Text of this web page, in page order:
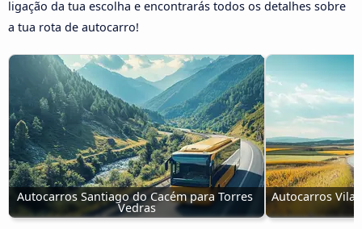
ligação da tua escolha e encontrarás todos os detalhes sobre
a tua rota de autocarro!
Autocarros Santiago do Cacém para Torres
Vedras
Autocarros Vila